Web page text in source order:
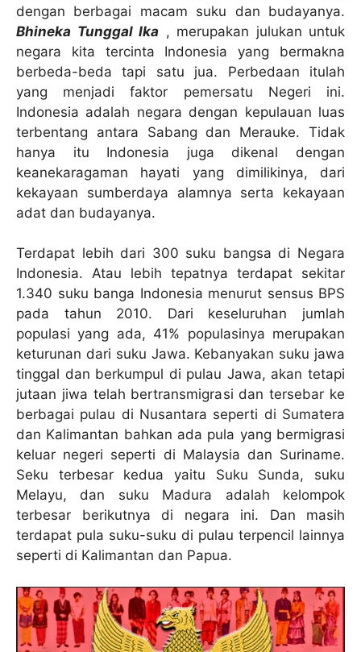
dengan berbagai macam suku dan budayanya.
Bhineka Tunggal Ika , merupakan julukan untuk
negara kita tercinta Indonesia yang bermakna
berbeda-beda tapi satu jua. Perbedaan itulah
yang menjadi faktor pemersatu Negeri ini.
Indonesia adalah negara dengan kepulauan luas
terbentang antara Sabang dan Merauke. Tidak
hanya itu Indonesia juga dikenal dengan
keanekaragaman hayati yang dimilikinya, dari
kekayaan sumberdaya alamnya serta kekayaan
adat dan budayanya.
Terdapat lebih dari 300 suku bangsa di Negara
Indonesia. Atau lebih tepatnya terdapat sekitar
1.340 suku banga Indonesia menurut sensus BPS
pada tahun 2010. Dari keseluruhan jumlah
populasi yang ada, 41% populasinya merupakan
keturunan dari suku Jawa. Kebanyakan suku jawa
tinggal dan berkumpul di pulau Jawa, akan tetapi
jutaan jiwa telah bertransmigrasi dan tersebar ke
berbagai pulau di Nusantara seperti di Sumatera
dan Kalimantan bahkan ada pula yang bermigrasi
keluar negeri seperti di Malaysia dan Suriname.
Seku terbesar kedua yaitu Suku Sunda, suku
Melayu, dan suku Madura adalah kelompok
terbesar berikutnya di negara ini. Dan masih
terdapat pula suku-suku di pulau terpencil lainnya
seperti di Kalimantan dan Papua.